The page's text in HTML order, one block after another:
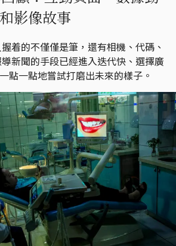
影像故事
着的不僅僅是筆，還有相機、代碼、
新聞的手段已經進入迭代快、選擇廣
點一點地嘗試打磨出未來的樣子。